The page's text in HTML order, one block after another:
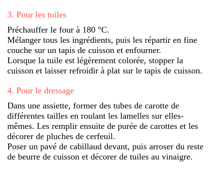
3. Pour les tuiles
Préchauffer le four à 180 °C.
Mélanger tous les ingrédients, puis les répartir en fine
couche sur un tapis de cuisson et enfourner.
Lorsque la tuile est légèrement colorée, stopper la
cuisson et laisser refroidir à plat sur le tapis de cuisson.
4. Pour le dressage
Dans une assiette, former des tubes de carotte de
différentes tailles en roulant les lamelles sur elles-
mêmes. Les remplir ensuite de purée de carottes et les
décorer de pluches de cerfeuil.
Poser un pavé de cabillaud devant, puis arroser du reste
de beurre de cuisson et décorer de tuiles au vinaigre.